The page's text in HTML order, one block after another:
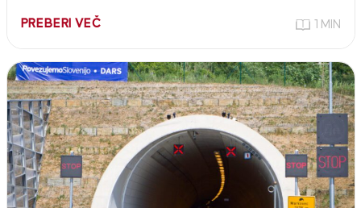
PREBERI VEČ 1 MIN